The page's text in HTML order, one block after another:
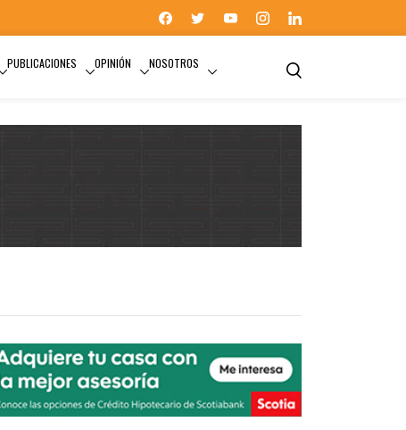
PUBLICACIONES OPINIÓN NOSOTROS